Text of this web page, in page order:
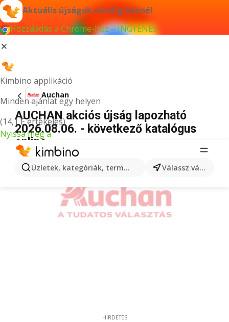
Aktuális újságok mindig kéznél
Hozzáadás a Chrome-hoz – INGYENES
Kimbino applikáció
Minden ajánlat egy helyen
(14,1 E értékelés)
Nyissa meg a
Üzletek, kategóriák, termékek keresése... Válassz várost
Auchan
AUCHAN akciós újság lapozható
2026.08.06. - következő katalógus
online
HIRDETÉS